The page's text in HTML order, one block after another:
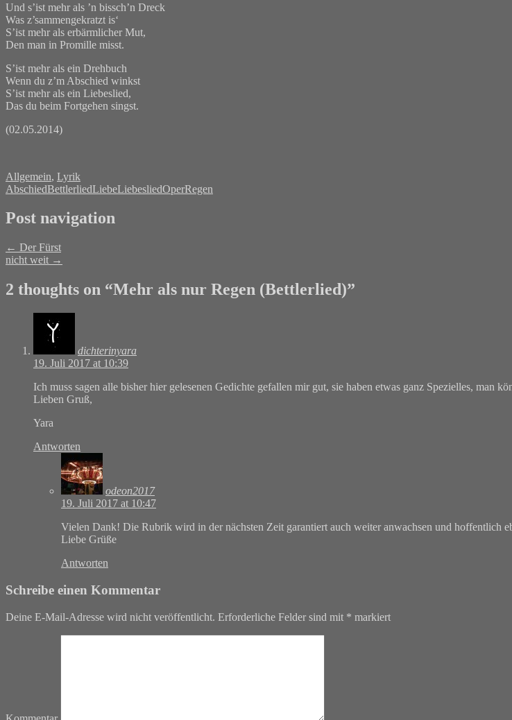
Und s’ist mehr als ’n bissch’n Dreck
Was z’sammengekratzt is‘
S’ist mehr als erbärmlicher Mut,
Den man in Promille misst.
S’ist mehr als ein Drehbuch
Wenn du z’m Abschied winkst
S’ist mehr als ein Liebeslied,
Das du beim Fortgehen singst.
(02.05.2014)
Allgemein, Lyrik
AbschiedBettlerliedLiebeLiebesliedOperRegen
Post navigation
← Der Fürst
nicht weit →
2 thoughts on “Mehr als nur Regen (Bettlerlied)”
dichterinyara
19. Juli 2017 at 10:39
Ich muss sagen alle bisher hier gelesenen Gedichte gefallen mir gut, sie haben etwas ganz Spezielles, man
Lieben Gruß,
Yara
Antworten
odeon2017
19. Juli 2017 at 10:47
Vielen Dank! Die Rubrik wird in der nächsten Zeit garantiert auch weiter anwachsen und hoffentlich
Liebe Grüße
Antworten
Schreibe einen Kommentar
Deine E-Mail-Adresse wird nicht veröffentlicht. Erforderliche Felder sind mit * markiert